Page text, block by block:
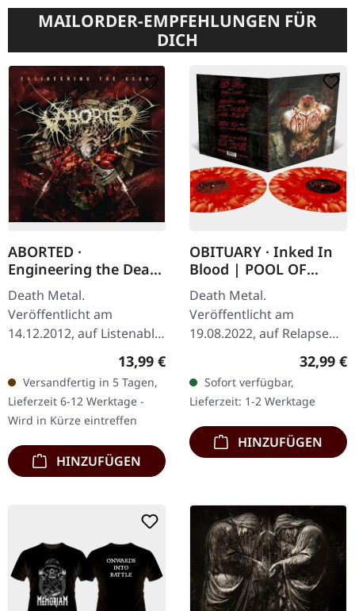
MAILORDER-EMPFEHLUNGEN FÜR
DICH
ABORTED ·
Engineering the Dead
| DIGIPACK CD
Death Metal.
Veröffentlicht am
14.12.2012, auf Listenable
Records. CD im DigiPak.
Aborteds zweites Album
"Engineering The Dead"
(2001) markierte den…
Regulärer Preis:
13,99 €
Versandfertig in 5 Tagen,
Lieferzeit 6-12 Werktage -
Wird in Kürze eintreffen
HINZUFÜGEN
OBITUARY · Inked In
Blood | POOL OF
BLOOD DLP
Death Metal.
Veröffentlicht am
19.08.2022, auf Relapse
Records. Blood red cloudy
effect Doppel-Vinyl im
Gatefold-Cover. Floridas
Death Metal-Titanen…
32,99 €
Sofort verfügbar,
Lieferzeit: 1-2 Werktage
HINZUFÜGEN